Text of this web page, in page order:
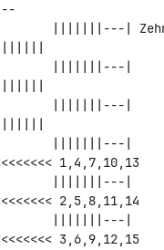
1,4,7,10,13
2,5,8,11,14
3,6,9,12,15